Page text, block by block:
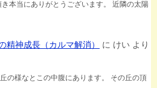
本当にありがとうございます。 近隣の太陽
精神成長（カルマ解消） に けい より
の様なとこの中腹にあります。 その丘の頂